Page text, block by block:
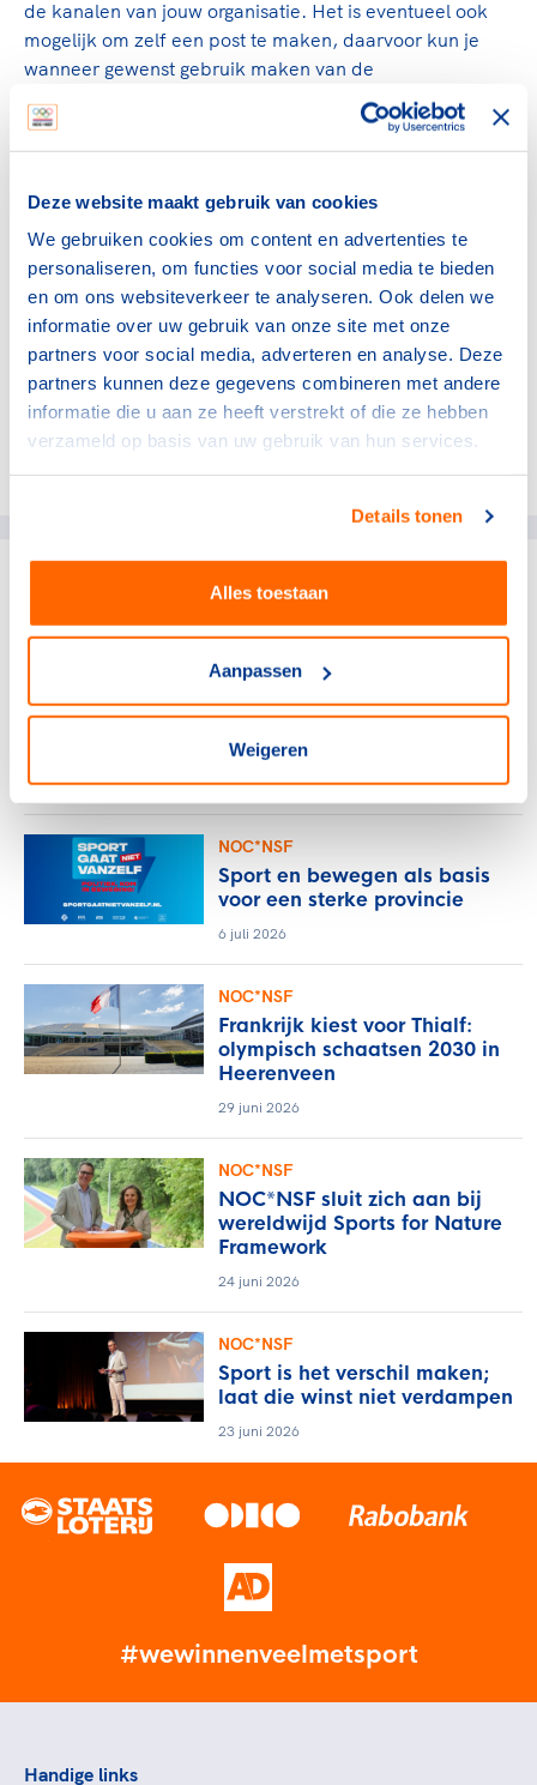
Deze website maakt gebruik van cookies
We gebruiken cookies om content en advertenties te
personaliseren, om functies voor social media te bieden
en om ons websiteverkeer te analyseren. Ook delen we
informatie over uw gebruik van onze site met onze
partners voor social media, adverteren en analyse. Deze
partners kunnen deze gegevens combineren met andere
informatie die u aan ze heeft verstrekt of die ze hebben
verzameld op basis van uw gebruik van hun services.
Details tonen
Alles toestaan
Aanpassen
Weigeren
de kanalen van jouw organisatie. Het is eventueel ook
mogelijk om zelf een post te maken, daarvoor kun je
wanneer gewenst gebruik maken van de
voorbeeldteksten die zijn op te vragen via
frank.slooten@nocnsf.nl
sportcampagneteams opnemen in een nieuwsbrief? Een
voorbeeldtekst en bijpassend beeld zijn op te vragen via
frank.slooten@nocnsf.nl
Alvast hartelijk bedankt voor jouw hulp bij de werving
van de lokale sportcampagneteams!
gerelateerde artikelen
NOC*NSF
Verlos het midden- en
kleinbedrijf van de rekening
voor sportblessures
15 juli 2026
NOC*NSF
Sport en bewegen als basis
voor een sterke provincie
6 juli 2026
NOC*NSF
Frankrijk kiest voor Thialf:
olympisch schaatsen 2030 in
Heerenveen
29 juni 2026
NOC*NSF
NOC*NSF sluit zich aan bij
wereldwijd Sports for Nature
Framework
24 juni 2026
NOC*NSF
Sport is het verschil maken;
laat die winst niet verdampen
23 juni 2026
#wewinnenveelmetsport
Handige links